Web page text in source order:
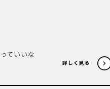
ていいな
詳しく見る